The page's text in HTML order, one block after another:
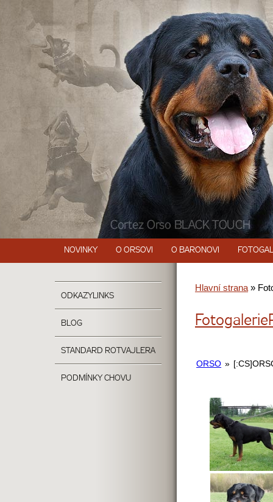
NOVINKY O ORSOVI O BARONOVI
ODKAZYLINKS
BLOG
STANDARD ROTVAJLERA
PODMÍNKY CHOVU
Hlavní strana »
Fotogalerie
ORSO »